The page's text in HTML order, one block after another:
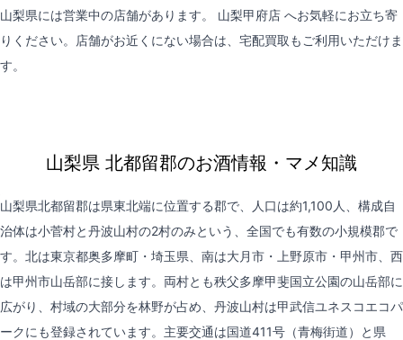
山梨県には営業中の店舗があります。 山梨甲府店 へお気軽にお立ち寄
りください。店舗がお近くにない場合は、 宅配買取 もご利用いただけま
す。
山梨県 北都留郡のお酒情報・マメ知識
山梨県北都留郡は県東北端に位置する郡で、人口は約1,100人、構成自
治体は小菅村と丹波山村の2村のみという、全国でも有数の小規模郡で
す。北は東京都奥多摩町・埼玉県、南は大月市・上野原市・甲州市、西
は甲州市山岳部に接します。両村とも秩父多摩甲斐国立公園の山岳部に
広がり、村域の大部分を林野が占め、丹波山村は甲武信ユネスコエコパ
ークにも登録されています。主要交通は国道411号（青梅街道）と県